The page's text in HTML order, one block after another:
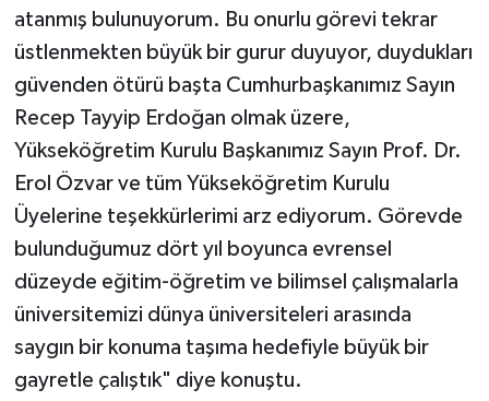
atanmış bulunuyorum. Bu onurlu görevi tekrar
üstlenmekten büyük bir gurur duyuyor, duydukları
güvenden ötürü başta Cumhurbaşkanımız Sayın
Recep Tayyip Erdoğan olmak üzere,
Yükseköğretim Kurulu Başkanımız Sayın Prof. Dr.
Erol Özvar ve tüm Yükseköğretim Kurulu
Üyelerine teşekkürlerimi arz ediyorum. Görevde
bulunduğumuz dört yıl boyunca evrensel
düzeyde eğitim-öğretim ve bilimsel çalışmalarla
üniversitemizi dünya üniversiteleri arasında
saygın bir konuma taşıma hedefiyle büyük bir
gayretle çalıştık" diye konuştu.